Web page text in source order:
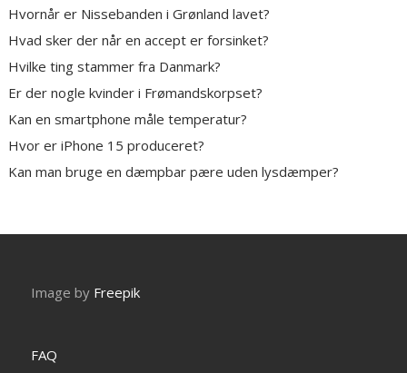
Hvornår er Nissebanden i Grønland lavet?
Hvad sker der når en accept er forsinket?
Hvilke ting stammer fra Danmark?
Er der nogle kvinder i Frømandskorpset?
Kan en smartphone måle temperatur?
Hvor er iPhone 15 produceret?
Kan man bruge en dæmpbar pære uden lysdæmper?
Image by Freepik
FAQ